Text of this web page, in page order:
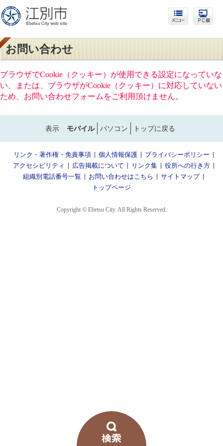
お問い合わせ
ブラウザでCookie（クッキー）が使用できる設定になっていな
い、または、ブラウザがCookie（クッキー）に対応していない
ため、お問い合わせフォームをご利用頂けません。
表示 モバイル パソコン トップに戻る
リンク・著作権・免責事項 個人情報保護
プライバシーポリシー
アクセシビリティ
広告掲載について リンク集
役所への行き方
組織別電話番号一覧
お問い合わせはこちら
サイトマップ
トップページ
Copyright © Ebetsu City. All Rights Reserved.